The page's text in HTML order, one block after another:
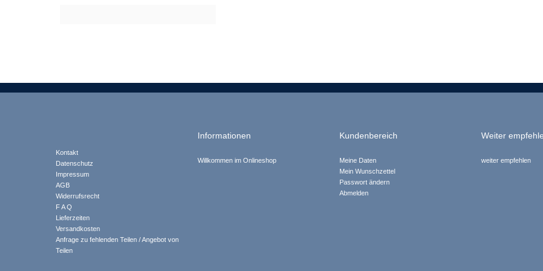
Kontakt
Datenschutz
Impressum
AGB
Widerrufsrecht
F A Q
Lieferzeiten
Versandkosten
Anfrage zu fehlenden Teilen / Angebot von
Teilen
Informationen
Willkommen im Onlineshop
Kundenbereich
Meine Daten
Mein Wunschzettel
Passwort ändern
Abmelden
Weiter
weiter empfehlen